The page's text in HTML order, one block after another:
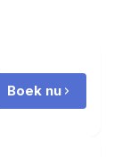
Boek nu